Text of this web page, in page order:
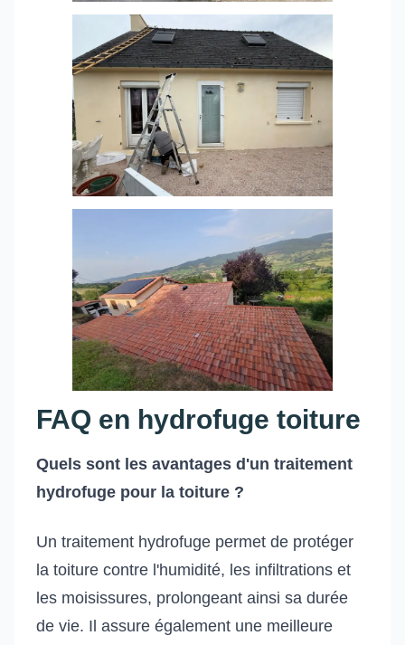
FAQ en hydrofuge toiture
Quels sont les avantages d'un traitement
hydrofuge pour la toiture ?
Un traitement hydrofuge permet de protéger
la toiture contre l'humidité, les infiltrations et
les moisissures, prolongeant ainsi sa durée
de vie. Il assure également une meilleure